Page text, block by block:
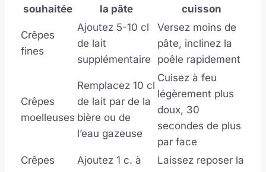
souhaitée
la pâte
cuisson
Crêpes
fines
Ajoutez 5-10 cl
de lait
supplémentaire
Versez moins de
pâte, inclinez la
poêle rapidement
Crêpes
moelleuses
Remplacez 10 cl
de lait par de la
bière ou de
l’eau gazeuse
Cuisez à feu
légèrement plus
doux, 30
secondes de plus
par face
Crêpes
Ajoutez 1 c. à
Laissez reposer la